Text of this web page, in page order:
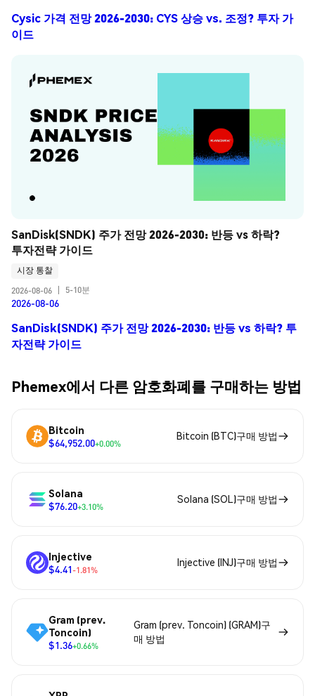
Cysic 가격 전망 2026-2030: CYS 상승 vs. 조정? 투자 가
이드
SanDisk(SNDK) 주가 전망 2026-2030: 반등 vs 하락?
투자전략 가이드
시장 통찰
2026-08-06
5-10분
2026-08-06
SanDisk(SNDK) 주가 전망 2026-2030: 반등 vs 하락? 투
자전략 가이드
Phemex에서 다른 암호화폐를 구매하는 방법
Bitcoin
$64,952.00+0.00%
Bitcoin (BTC)구매 방법
Solana
$76.20+3.10%
Solana (SOL)구매 방법
Injective
$4.41-1.81%
Injective (INJ)구매 방법
Gram (prev.
Toncoin)
$1.36+0.66%
Gram (prev. Toncoin) (GRAM)구
매 방법